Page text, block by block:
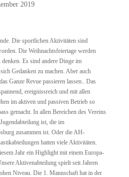
2019
Die sportlichen Aktivitäten sind
Die Weihnachtsfeiertage werden
Es sind andere Dinge im
Gedanken zu machen. Aber auch
Ganze Revue passieren lassen.. Das
ereignissreich und mit allen
im aktiven und passiven Betrieb so
gemacht. In allen Bereichen des Vereins
ist, die im
zusammen ist. Oder die AH-
hatten viele Aktivitäten.
Jahr ein Highlight mit einem Europa-
Aktivenabteilung spielt seit Jahren
Niveau. Die 1. Mannschaft hat in der